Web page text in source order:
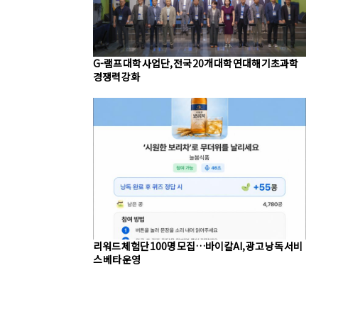
G-램프 대학 사업단, 전국 20개 대학 연대해 기초과학
경쟁력 강화
리워드 체험단 100명 모집…바이칼AI, 광고 낭독 서비
스 베타 운영